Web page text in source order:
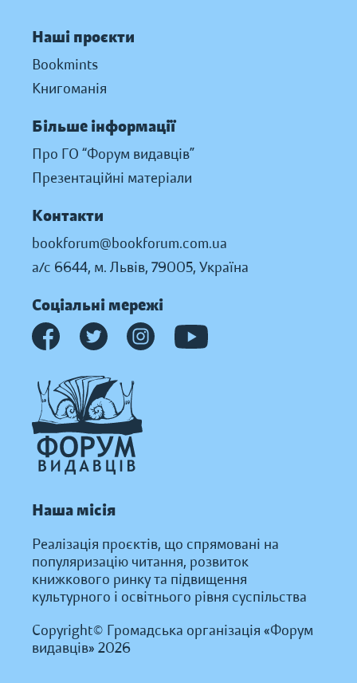
Наші проєкти
Bookmints
Книгоманія
Більше інформації
Про ГО “Форум видавців”
Презентаційні матеріали
Контакти
bookforum@bookforum.com.ua
а/с 6644, м. Львів, 79005, Україна
Соціальні мережі
Наша місія
Реалізація проєктів, що спрямовані на
популяризацію читання, розвиток
книжкового ринку та підвищення
культурного і освітнього рівня суспільства
Copyright© Громадська організація «Форум
видавців» 2026